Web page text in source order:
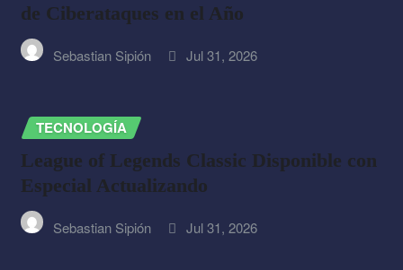
de Ciberataques en el Año
Sebastian Sipión Jul 31, 2026
TECNOLOGÍA
League of Legends Classic Disponible con
Especial Actualizando
Sebastian Sipión Jul 31, 2026